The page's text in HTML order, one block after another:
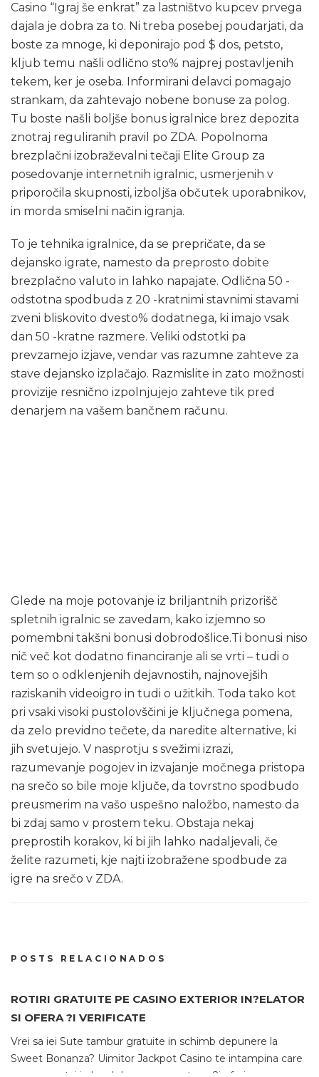
Casino “Igraj še enkrat” za lastništvo kupcev prvega
dajala je dobra za to. Ni treba posebej poudarjati, da
boste za mnoge, ki deponirajo pod $ dos, petsto,
kljub temu našli odlično sto% najprej postavljenih
tekem, ker je oseba. Informirani delavci pomagajo
strankam, da zahtevajo nobene bonuse za polog.
Tu boste našli boljše bonus igralnice brez depozita
znotraj reguliranih pravil po ZDA. Popolnoma
brezplačni izobraževalni tečaji Elite Group za
posedovanje internetnih igralnic, usmerjenih v
priporočila skupnosti, izboljša občutek uporabnikov,
in morda smiselni način igranja.
To je tehnika igralnice, da se prepričate, da se
dejansko igrate, namesto da preprosto dobite
brezplačno valuto in lahko napajate. Odlična 50 -
odstotna spodbuda z 20 -kratnimi stavnimi stavami
zveni bliskovito dvesto% dodatnega, ki imajo vsak
dan 50 -kratne razmere. Veliki odstotki pa
prevzamejo izjave, vendar vas razumne zahteve za
stave dejansko izplačajo. Razmislite in zato možnosti
provizije resnično izpolnjujejo zahteve tik pred
denarjem na vašem bančnem računu.
Glede na moje potovanje iz briljantnih prizorišč
spletnih igralnic se zavedam, kako izjemno so
pomembni takšni bonusi dobrodošlice.Ti bonusi niso
nič več kot dodatno financiranje ali se vrti – tudi o
tem so o odklenjenih dejavnostih, najnovejših
raziskanih videoigro in tudi o užitkih. Toda tako kot
pri vsaki visoki pustolovščini je ključnega pomena,
da zelo previdno tečete, da naredite alternative, ki
jih svetujejo. V nasprotju s svežimi izrazi,
razumevanje pogojev in izvajanje močnega pristopa
na srečo so bile moje ključe, da tovrstno spodbudo
preusmerim na vašo uspešno naložbo, namesto da
bi zdaj samo v prostem teku. Obstaja nekaj
preprostih korakov, ki bi jih lahko nadaljevali, če
želite razumeti, kje najti izobražene spodbude za
igre na srečo v ZDA.
POSTS RELACIONADOS
ROTIRI GRATUITE PE CASINO EXTERIOR IN?ELATOR
SI OFERA ?I VERIFICATE
Vrei sa iei Sute tambur gratuite in schimb depunere la
Sweet Bonanza? Uimitor Jackpot Casino te intampina care